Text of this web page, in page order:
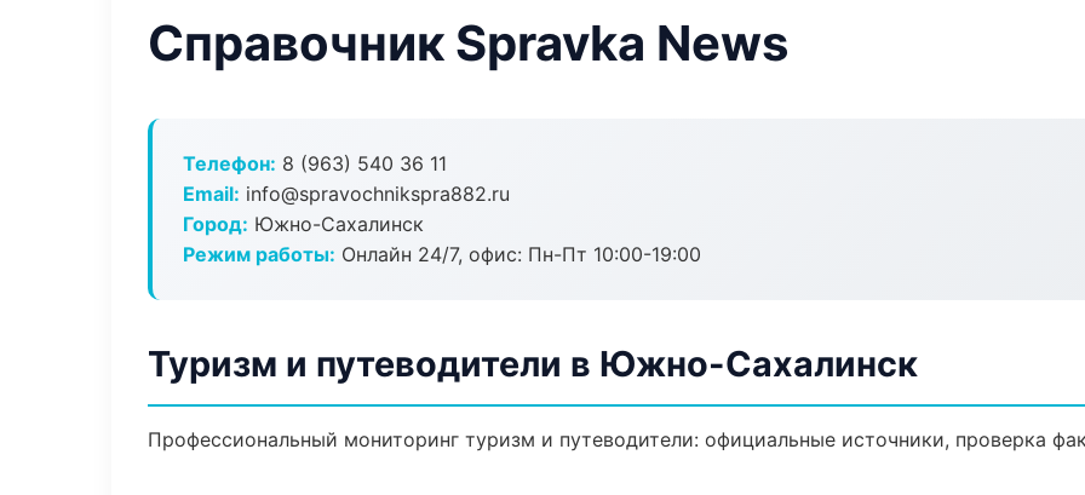
Справочник Spravka News
Телефон: 8 (963) 540 36 11
Email: info@spravochnikspra882.ru
Город: Южно-Сахалинск
Режим работы: Онлайн 24/7, офис: Пн-Пт 10:00-19:00
Туризм и путеводители в Южно-Сахалинск
Профессиональный мониторинг туризм и путеводители: официальные источники, проверка